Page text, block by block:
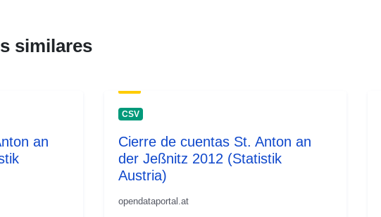
similares
an
CSV
Cierre de cuentas St. Anton an
der Jeßnitz 2012 (Statistik
Austria)
opendataportal.at